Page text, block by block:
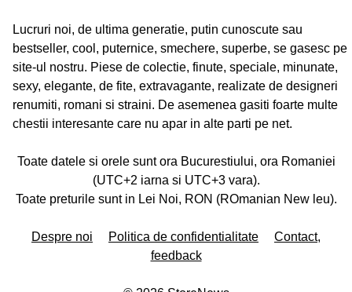
Lucruri noi, de ultima generatie, putin cunoscute sau
bestseller, cool, puternice, smechere, superbe, se gasesc pe
site-ul nostru. Piese de colectie, finute, speciale, minunate,
sexy, elegante, de fite, extravagante, realizate de designeri
renumiti, romani si straini. De asemenea gasiti foarte multe
chestii interesante care nu apar in alte parti pe net.
Toate datele si orele sunt ora Bucurestiului, ora Romaniei
(UTC+2 iarna si UTC+3 vara).
Toate preturile sunt in Lei Noi, RON (ROmanian New leu).
Despre noi Politica de confidentialitate
Contact,
feedback